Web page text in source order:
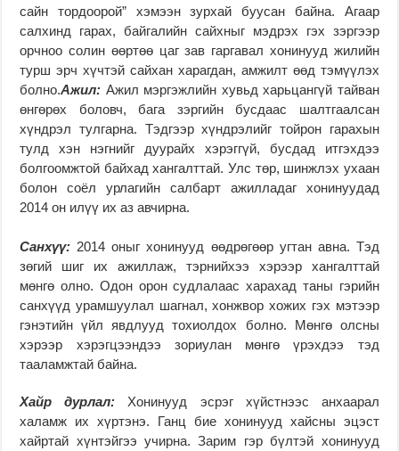
сайн тордоорой” хэмээн зурхай буусан байна. Агаар
салхинд гарах, байгалийн сайхныг мэдрэх гэх зэргээр
орчноо солин өөртөө цаг зав гаргавал хонинууд жилийн
турш эрч хүчтэй сайхан харагдан, амжилт өөд тэмүүлэх
болно.Ажил: Ажил мэргэжлийн хувьд харьцангүй тайван
өнгөрөх боловч, бага зэргийн бусдаас шалтгаалсан
хүндрэл тулгарна. Тэдгээр хүндрэлийг тойрон гарахын
тулд хэн нэгнийг дуурайх хэрэггүй, бусдад итгэхдээ
болгоомжтой байхад хангалттай. Улс төр, шинжлэх ухаан
болон соёл урлагийн салбарт ажилладаг хонинуудад
2014 он илүү их аз авчирна.
Санхүү: 2014 оныг хонинууд өөдрөгөөр угтан авна. Тэд
зөгий шиг их ажиллаж, тэрнийхээ хэрээр хангалттай
мөнгө олно. Одон орон судлалаас харахад таны гэрийн
санхүүд урамшуулал шагнал, хонжвор хожих гэх мэтээр
гэнэтийн үйл явдлууд тохиолдох болно. Мөнгө олсны
хэрээр хэрэгцээндээ зориулан мөнгө үрэхдээ тэд
тааламжтай байна.
Хайр дурлал: Хонинууд эсрэг хүйстнээс анхаарал
халамж их хүртэнэ. Ганц бие хонинууд хайсны эцэст
хайртай хүнтэйгээ учирна. Зарим гэр бүлтэй хонинууд